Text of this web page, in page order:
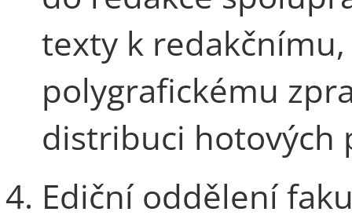
texty k
polygrafickému
distribuci hotových
Ediční oddělení